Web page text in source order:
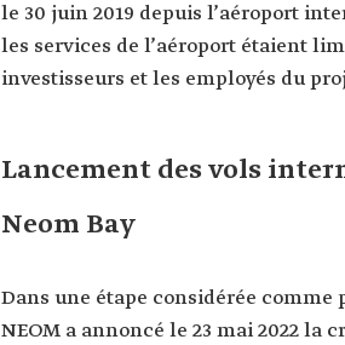
le 30 juin 2019 depuis l’aéroport
les services de l’aéroport étaient
investisseurs et les employés du
Lancement des vols
Neom Bay
Dans une étape considérée
NEOM a annoncé le 23 mai 2022 la